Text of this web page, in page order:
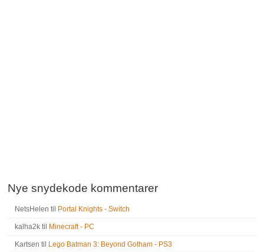
Nye snydekode kommentarer
NetsHelen til Portal Knights - Switch
kalha2k til Minecraft - PC
Kartsen til Lego Batman 3: Beyond Gotham - PS3